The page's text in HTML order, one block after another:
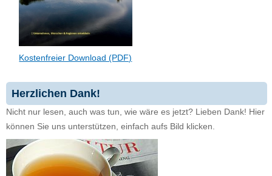
Kostenfreier Download (PDF)
Herzlichen Dank!
Nicht nur lesen, auch was tun, wie wäre es jetzt? Lieben Dank! Hier
können Sie uns unterstützen, einfach aufs Bild klicken.